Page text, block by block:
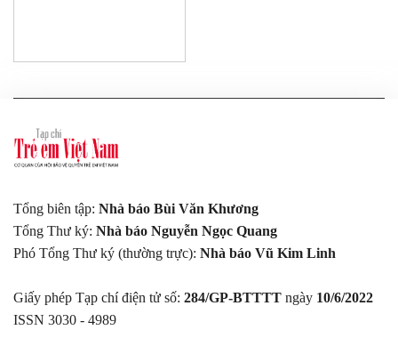
Tổng biên tập: Nhà báo Bùi Văn Khương
Tổng Thư ký: Nhà báo Nguyễn Ngọc Quang
Phó Tổng Thư ký (thường trực): Nhà báo Vũ Kim Linh
Giấy phép Tạp chí điện tử số: 284/GP-BTTTT ngày 10/6/2022
ISSN 3030 - 4989